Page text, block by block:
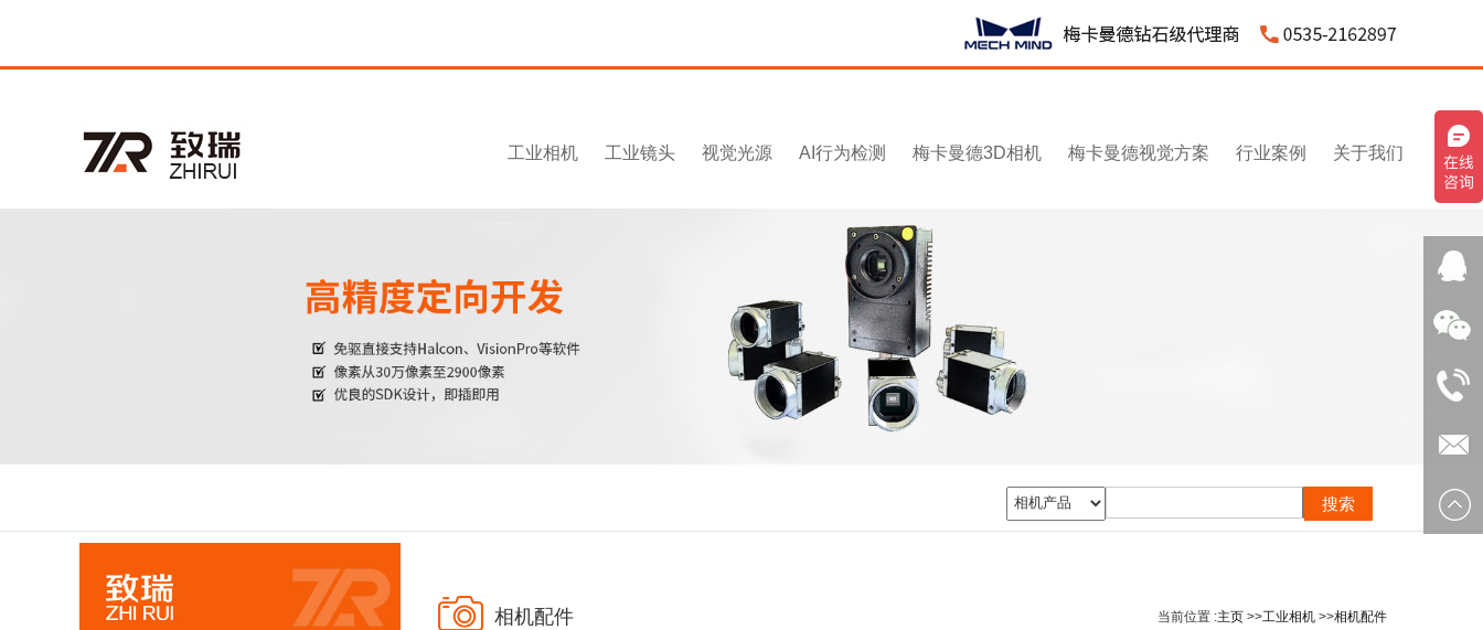
工业相机 工业镜头 视觉光源 AI行为检测 梅卡曼德3D相机 梅卡曼德视觉方案 行业案例 关于我们
相机配件 当前位置 :主页 >>工业相机 >>相机配件
QQ客
服：
微信：
电话：
0535-
邮箱：